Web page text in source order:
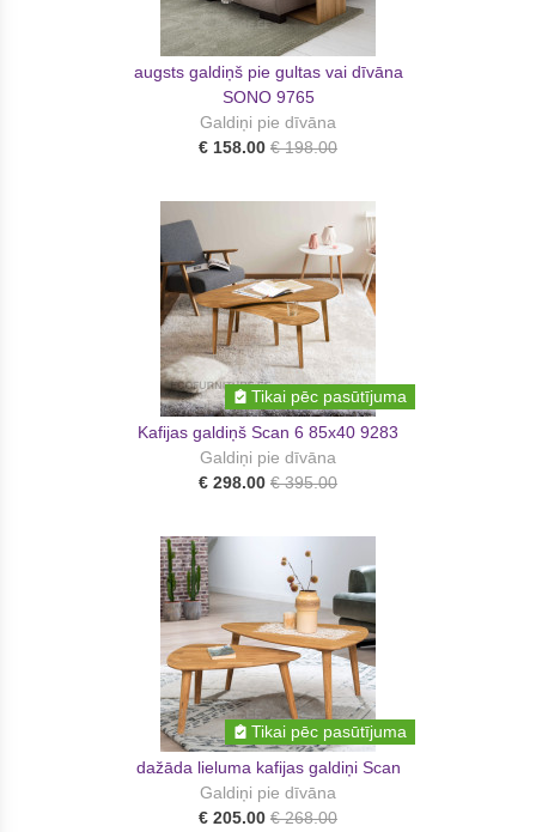
augsts galdiņš pie gultas vai dīvāna
SONO 9765
Galdiņi pie dīvāna
€ 158.00 € 198.00
Tikai pēc pasūtījuma
Kafijas galdiņš Scan 6 85x40 9283
Galdiņi pie dīvāna
€ 298.00 € 395.00
Tikai pēc pasūtījuma
dažāda lieluma kafijas galdiņi Scan
Galdiņi pie dīvāna
€ 205.00 € 268.00